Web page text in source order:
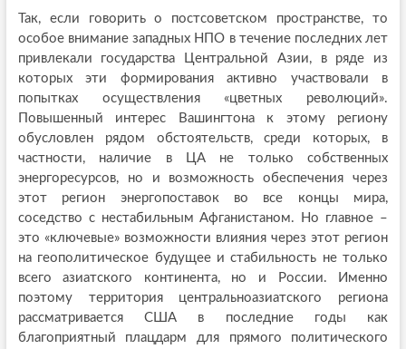
Так, если говорить о постсоветском пространстве, то
особое внимание западных НПО в течение последних лет
привлекали государства Центральной Азии, в ряде из
которых эти формирования активно участвовали в
попытках осуществления «цветных революций».
Повышенный интерес Вашингтона к этому региону
обусловлен рядом обстоятельств, среди которых, в
частности, наличие в ЦА не только собственных
энергоресурсов, но и возможность обеспечения через
этот регион энергопоставок во все концы мира,
соседство с нестабильным Афганистаном. Но главное –
это «ключевые» возможности влияния через этот регион
на геополитическое будущее и стабильность не только
всего азиатского континента, но и России. Именно
поэтому территория центральноазиатского региона
рассматривается США в последние годы как
благоприятный плацдарм для прямого политического